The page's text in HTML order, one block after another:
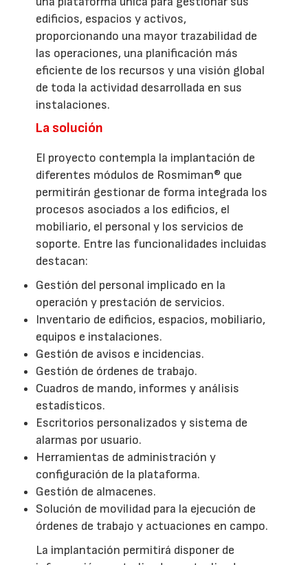
edificios, espacios y activos,
proporcionando una mayor trazabilidad de
las operaciones, una planificación más
eficiente de los recursos y una visión global
de toda la actividad desarrollada en sus
instalaciones.
La solución
El proyecto contempla la implantación de
diferentes módulos de Rosmiman® que
permitirán gestionar de forma integrada los
procesos asociados a los edificios, el
mobiliario, el personal y los servicios de
soporte. Entre las funcionalidades incluidas
destacan:
Gestión del personal implicado en la
operación y prestación de servicios.
Inventario de edificios, espacios, mobiliario,
equipos e instalaciones.
Gestión de avisos e incidencias.
Gestión de órdenes de trabajo.
Cuadros de mando, informes y análisis
estadísticos.
Escritorios personalizados y sistema de
alarmas por usuario.
Herramientas de administración y
configuración de la plataforma.
Gestión de almacenes.
Solución de movilidad para la ejecución de
órdenes de trabajo y actuaciones en campo.
La implantación permitirá disponer de